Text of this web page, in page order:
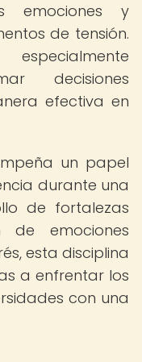
emociones y
de tensión.
decisiones
efectiva en
un papel
durante una
de fortalezas
de emociones
esta disciplina
a enfrentar los
con una